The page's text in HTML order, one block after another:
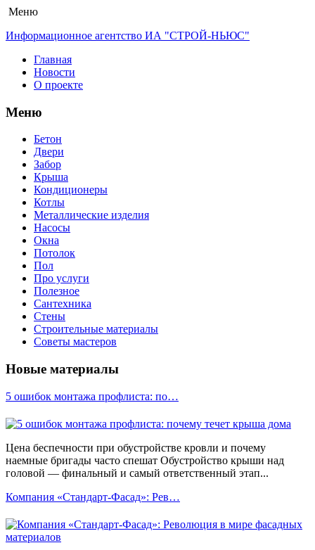
Меню
Информационное агентство ИА "СТРОЙ-НЬЮС"
Главная
Новости
О проекте
Меню
Бетон
Двери
Забор
Крыша
Кондиционеры
Котлы
Металлические изделия
Насосы
Окна
Потолок
Пол
Про услуги
Полезное
Сантехника
Стены
Строительные материалы
Советы мастеров
Новые материалы
5 ошибок монтажа профлиста: по…
Цена беспечности при обустройстве кровли и почему
наемные бригады часто спешат Обустройство крыши над
головой — финальный и самый ответственный этап...
Компания «Стандарт-Фасад»: Рев…